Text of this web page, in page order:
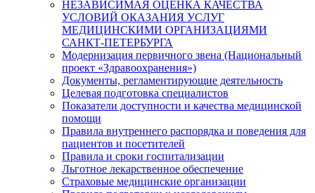
НЕЗАВИСИМАЯ ОЦЕНКА КАЧЕСТВА
УСЛОВИЙ ОКАЗАНИЯ УСЛУГ
МЕДИЦИНСКИМИ ОРГАНИЗАЦИЯМИ
САНКТ-ПЕТЕРБУРГА
Модернизация первичного звена (Национальный
проект «Здравоохранения»)
Документы, регламентирующие деятельность
Целевая подготовка специалистов
Показатели доступности и качества медицинской
помощи
Правила внутреннего распорядка и поведения для
пациентов и посетителей
Правила и сроки госпитализации
Льготное лекарственное обеспечение
Страховые медицинские организации